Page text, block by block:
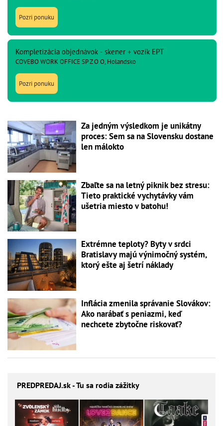
Pozri ponuku
Kompletizácia objednávok - skener + vozík EPT
COVEBO WORK OFFICE SP Z O O, Holandsko
Pozri ponuku
Za jedným výsledkom je unikátny
proces: Sem sa na Slovensku dostane
len málokto
Zbaľte sa na letný piknik bez stresu:
Tieto praktické vychytávky vám
ušetria miesto v batohu!
Extrémne teploty? Byty v srdci
Bratislavy majú výnimočný systém,
ktorý ešte aj šetrí náklady
Inflácia zmenila správanie Slovákov:
Ako narábať s peniazmi, keď
nechcete zbytočne riskovať?
PREDPREDAJ.sk - Tu sa rodia zážitky